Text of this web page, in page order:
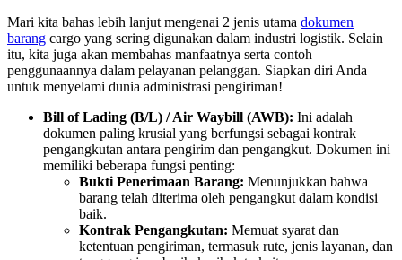
Mari kita bahas lebih lanjut mengenai 2 jenis utama dokumen
barang cargo yang sering digunakan dalam industri logistik. Selain
itu, kita juga akan membahas manfaatnya serta contoh
penggunaannya dalam pelayanan pelanggan. Siapkan diri Anda
untuk menyelami dunia administrasi pengiriman!
Bill of Lading (B/L) / Air Waybill (AWB): Ini adalah
dokumen paling krusial yang berfungsi sebagai kontrak
pengangkutan antara pengirim dan pengangkut. Dokumen ini
memiliki beberapa fungsi penting:
Bukti Penerimaan Barang: Menunjukkan bahwa
barang telah diterima oleh pengangkut dalam kondisi
baik.
Kontrak Pengangkutan: Memuat syarat dan
ketentuan pengiriman, termasuk rute, jenis layanan, dan